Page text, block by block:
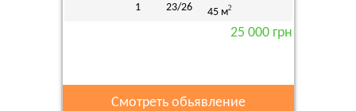
1
23/26
45 м2
25 000 грн
Смотреть обьявление